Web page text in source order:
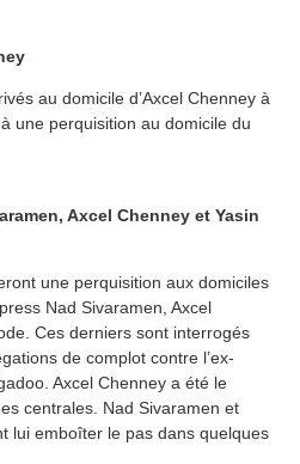
au domicile d’Axcel Chenney à
une perquisition au domicile du
Axcel Chenney et Yasin
une perquisition aux domiciles
Nad Sivaramen, Axcel
Ces derniers sont interrogés
de complot contre l’ex-
Axcel Chenney a été le
centrales. Nad Sivaramen et
lui emboîter le pas dans quelques